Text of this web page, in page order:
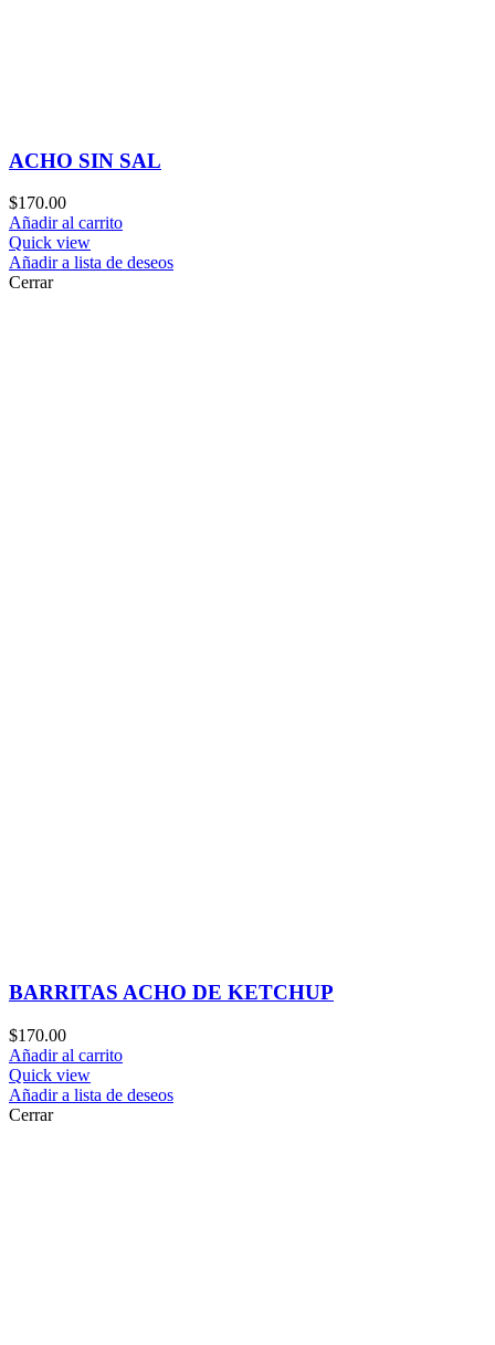
ACHO SIN SAL
$170.00
Añadir al carrito
Quick view
Añadir a lista de deseos
Cerrar
BARRITAS ACHO DE KETCHUP
$170.00
Añadir al carrito
Quick view
Añadir a lista de deseos
Cerrar